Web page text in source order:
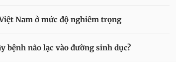
Nam ở mức độ nghiêm trọng
não lạc vào đường sinh dục?